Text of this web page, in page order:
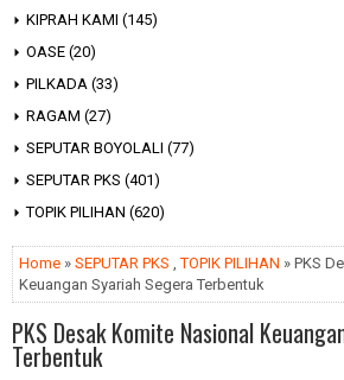
KIPRAH KAMI (145)
OASE (20)
PILKADA (33)
RAGAM (27)
SEPUTAR BOYOLALI (77)
SEPUTAR PKS (401)
TOPIK PILIHAN (620)
Home » SEPUTAR PKS ,TOPIK PILIHAN » PKS
Keuangan Syariah Segera Terbentuk
PKS Desak Komite Nasional
Terbentuk